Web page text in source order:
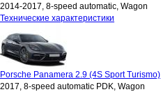
2014-2017, 8-speed automatic, Wagon
Технические характеристики
Porsche Panamera 2.9 (4S Sport Turismo)
2017, 8-speed automatic PDK, Wagon